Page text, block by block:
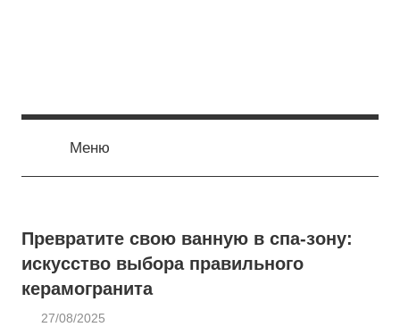
Меню
Превратите свою ванную в спа-зону:
искусство выбора правильного
керамогранита
27/08/2025